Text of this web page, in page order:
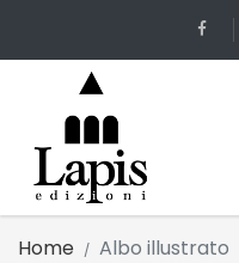
Home Albo illustrato